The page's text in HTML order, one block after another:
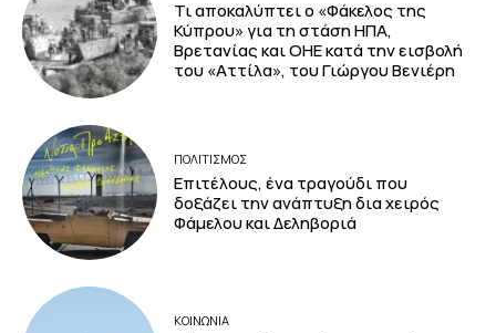
Τι αποκαλύπτει ο «Φάκελος της
Κύπρου» για τη στάση ΗΠΑ,
Βρετανίας και ΟΗΕ κατά την εισβολή
του «Αττίλα», του Γιώργου Βενιέρη
ΠΟΛΙΤΙΣΜΟΣ
Επιτέλους, ένα τραγούδι που
δοξάζει την ανάπτυξη δια χειρός
Φάμελου και Δεληβοριά
ΚΟΙΝΩΝΙΑ